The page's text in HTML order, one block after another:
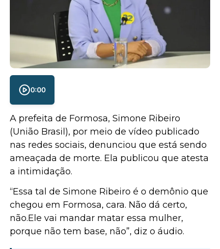
0:00
A prefeita de Formosa, Simone Ribeiro
(União Brasil), por meio de vídeo publicado
nas redes sociais, denunciou que está sendo
ameaçada de morte. Ela publicou que atesta
a intimidação.
“Essa tal de Simone Ribeiro é o demônio que
chegou em Formosa, cara. Não dá certo,
não.Ele vai mandar matar essa mulher,
porque não tem base, não”, diz o áudio.